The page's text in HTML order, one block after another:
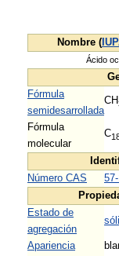
Nombre (
Ácido
Fórmula
semidesarrollada
CH
Fórmula
molecular
C
Número CAS
Estado de
agregación
Apariencia